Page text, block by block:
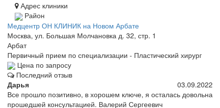
Адрес клиники
Район
Медцентр ОН КЛИНИК на Новом Арбате
Москва, ул. Большая Молчановка д. 32, стр. 1
Арбат
Первичный прием по специализации - Пластический хирург
Цена по запросу
Последний отзыв
Дарья
03.09.2022
Все прошло позитивно, в хорошем ключе, я осталась довольна
прошедшей консультацией. Валерий Сергеевич